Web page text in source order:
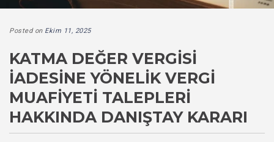
Posted on Ekim 11, 2025
KATMA DEĞER VERGISI
İADESINE YÖNELIK VERGI
MUAFIYETI TALEPLERI
HAKKINDA DANIŞTAY KARARI